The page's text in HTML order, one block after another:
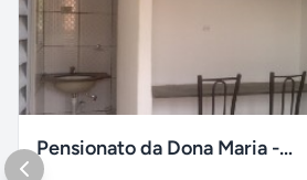
Pensionato da Dona Maria - Uberlândia/MG